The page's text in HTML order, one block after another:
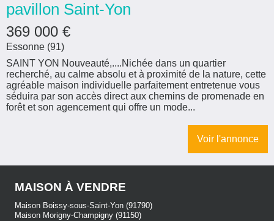
pavillon Saint-Yon
369 000 €
Essonne (91)
SAINT YON Nouveauté,....Nichée dans un quartier
recherché, au calme absolu et à proximité de la nature, cette
agréable maison individuelle parfaitement entretenue vous
séduira par son accès direct aux chemins de promenade en
forêt et son agencement qui offre un mode...
Voir l'annonce
MAISON À VENDRE
Maison Boissy-sous-Saint-Yon (91790)
Maison Morigny-Champigny (91150)